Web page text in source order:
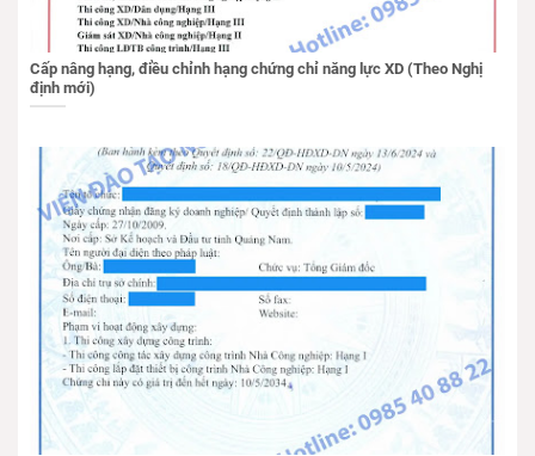
Cấp nâng hạng, điều chỉnh hạng chứng chỉ năng lực XD (Theo Nghị
định mới)